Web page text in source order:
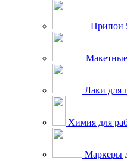
Припои
Лаки для
Химия для
Маркеры